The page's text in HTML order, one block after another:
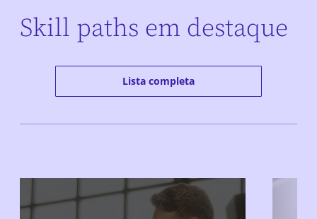
Skill paths em destaque
Lista completa